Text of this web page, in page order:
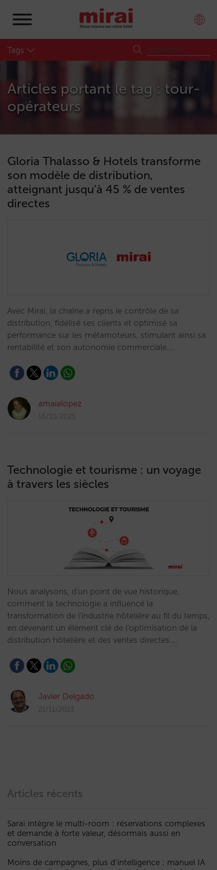
Tags
Articles portant le tag : tour-
opérateurs
Gloria Thalasso & Hotels transforme
son modèle de distribution,
atteignant jusqu’à 45 % de ventes
directes
Avec Mirai, la chaîne a repris le contrôle de sa
distribution, fidélisé ses clients et optimisé sa
performance sur les métamoteurs, stimulant ainsi sa
rentabilité et son autonomie commerciale.…
amaialopez
16/10/2025
Technologie et tourisme : un voyage
à travers les siècles
Nous analysons, d'un point de vue historique,
comment la technologie a influencé la
transformation de l'industrie hôtelière au fil du temps,
en devenant un élément clé de l'optimisation de la
distribution hôtelière et des ventes directes.…
Javier Delgado
21/11/2023
Articles récents
Sarai intègre le multi-room : réservations complexes
et demande à forte valeur, désormais aussi en
conversation
Moins de campagnes, plus d’intelligence : manuel IA